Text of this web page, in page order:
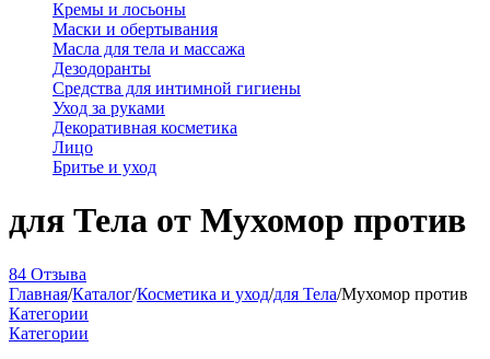
Кремы и лосьоны
Маски и обертывания
Масла для тела и массажа
Дезодоранты
Средства для интимной гигиены
Уход за руками
Декоративная косметика
Лицо
Бритье и уход
для Тела от Мухомор против
84 Отзыва
Главная/Каталог/Косметика и уход/для Тела/Мухомор против
Категории
Категории